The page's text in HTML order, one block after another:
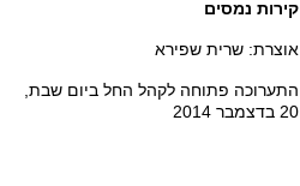
קירות נמסים
אוצרת: שרית שפירא
התערוכה פתוחה לקהל החל ביום שבת,
20 בדצמבר 2014